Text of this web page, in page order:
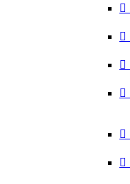





